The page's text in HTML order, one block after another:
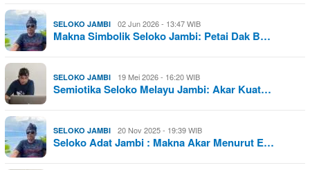
SELOKO JAMBI 02 Jun 2026 - 13:47 WIB
Makna Simbolik Seloko Jambi: Petai Dak B…
SELOKO JAMBI 19 Mei 2026 - 16:20 WIB
Semiotika Seloko Melayu Jambi: Akar Kuat…
SELOKO JAMBI 20 Nov 2025 - 19:39 WIB
Seloko Adat Jambi : Makna Akar Menurut E…